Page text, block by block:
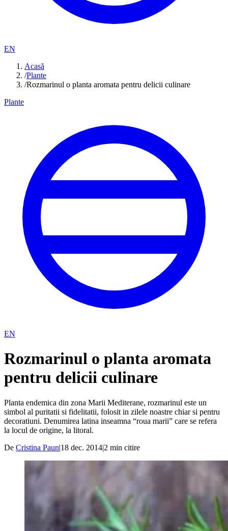
EN
Acasă
/Plante
/Rozmarinul o planta aromata pentru delicii culinare
Plante
EN
Rozmarinul o planta aromata
pentru delicii culinare
Planta endemica din zona Marii Mediterane, rozmarinul este un
simbol al puritatii si fidelitatii, folosit in zilele noastre chiar si pentru
decoratiuni. Denumirea latina inseamna “roua marii” care se refera
la locul de origine, la litoral.
De Cristina Paun|18 dec. 2014|2 min citire